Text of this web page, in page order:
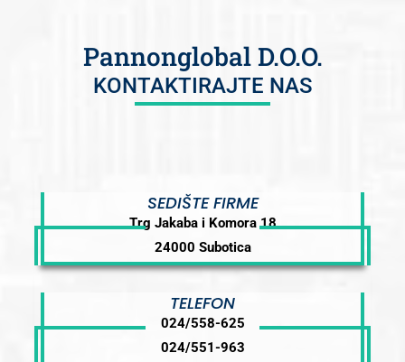
Pannonglobal D.O.O.
KONTAKTIRAJTE NAS
SEDIŠTE FIRME
Trg Jakaba i Komora 18
24000 Subotica
TELEFON
024/558-625
024/551-963